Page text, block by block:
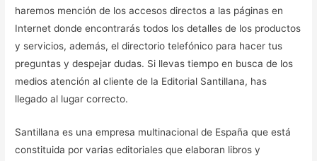
haremos mención de los accesos directos a las páginas en
Internet donde encontrarás todos los detalles de los productos
y servicios, además, el directorio telefónico para hacer tus
preguntas y despejar dudas. Si llevas tiempo en busca de los
medios atención al cliente de la Editorial Santillana, has
llegado al lugar correcto.
Santillana es una empresa multinacional de España que está
constituida por varias editoriales que elaboran libros y